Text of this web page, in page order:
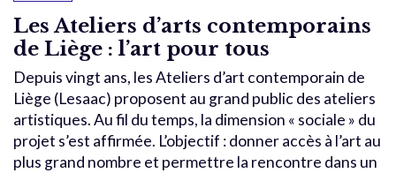
Les Ateliers d’arts contemporains
de Liège : l’art pour tous
Depuis vingt ans, les Ateliers d’art contemporain de
Liège (Lesaac) proposent au grand public des ateliers
artistiques. Au fil du temps, la dimension « sociale » du
projet s’est affirmée. L’objectif : donner accès à l’art au
plus grand nombre et permettre la rencontre dans un